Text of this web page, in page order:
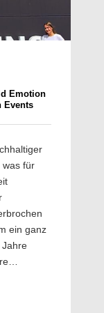
Emotion
Events
was für
ein ganz
Jahre